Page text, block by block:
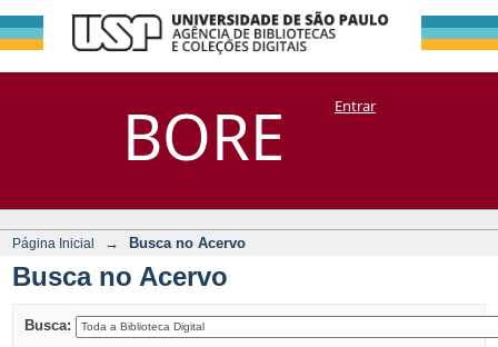
BORE
Busca no Acervo
DSpace/Manakin + CoriscoEntrar
Página Inicial → Busca no Acervo
Busca no Acervo
Busca: